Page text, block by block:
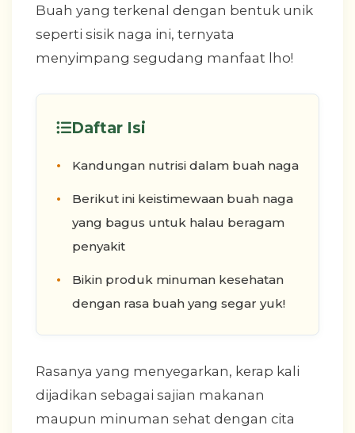
Buah yang terkenal dengan bentuk unik
seperti sisik naga ini, ternyata
menyimpang segudang manfaat lho!
Daftar Isi
Kandungan nutrisi dalam buah naga
Berikut ini keistimewaan buah naga
yang bagus untuk halau beragam
penyakit
Bikin produk minuman kesehatan
dengan rasa buah yang segar yuk!
Rasanya yang menyegarkan, kerap kali
dijadikan sebagai sajian makanan
maupun minuman sehat dengan cita